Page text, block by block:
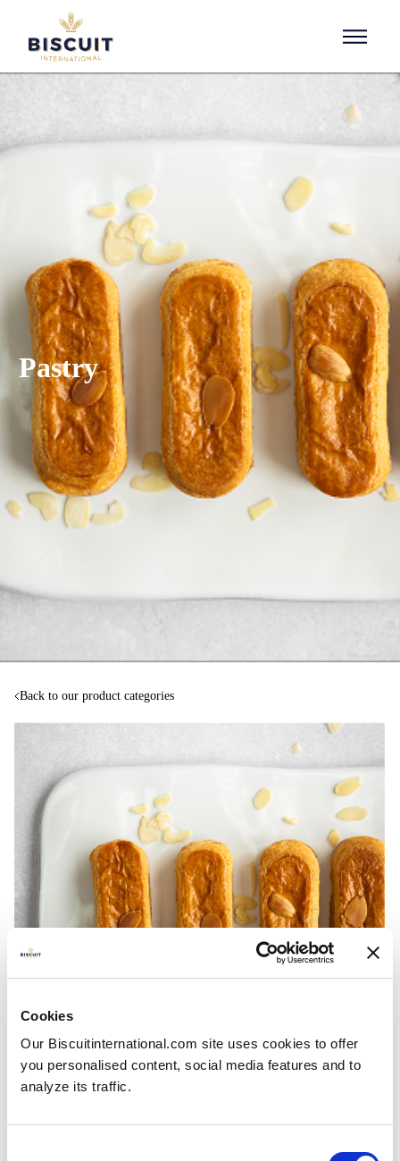
Cookies
Our Biscuitinternational.com site uses cookies to offer
you personalised content, social media features and to
analyze its traffic.
Aller au contenu
Pastry
Back to our product categories